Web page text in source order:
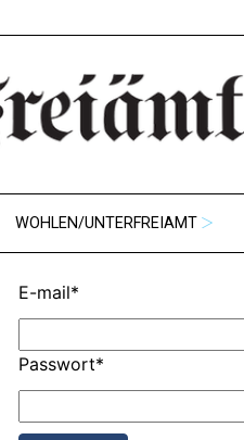
WOHLEN/UNTERFREIAMT
E-mail*
Passwort*